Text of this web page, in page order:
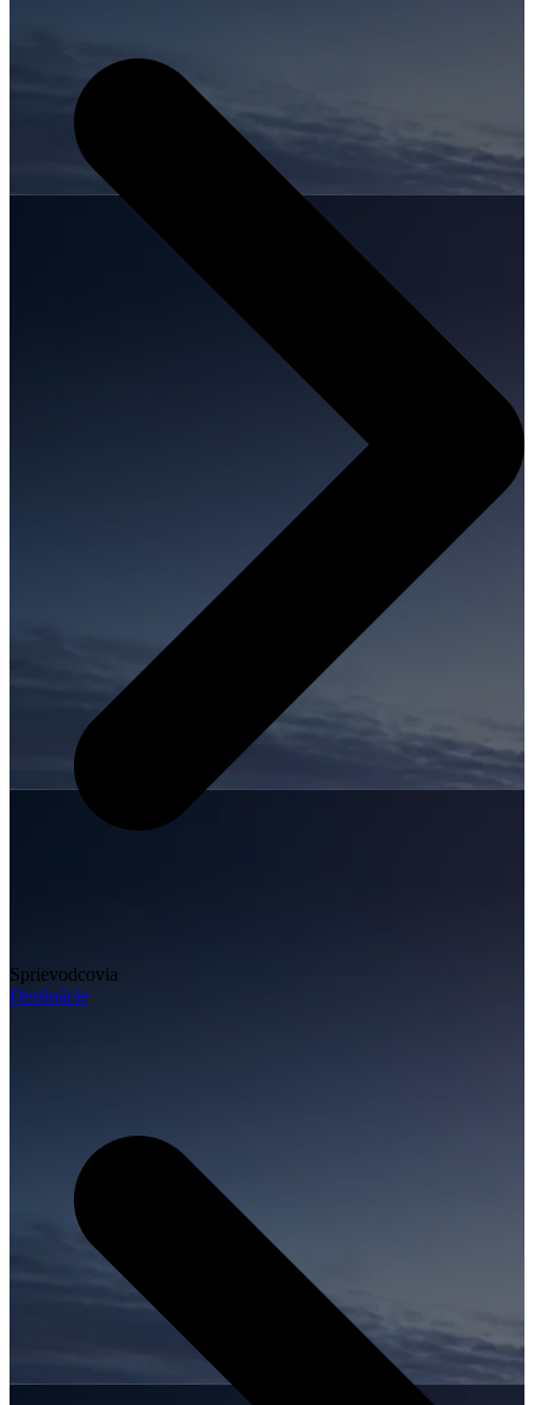
Sprievodcovia
Destinácie